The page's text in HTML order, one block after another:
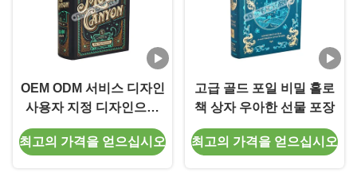
OEM ODM 서비스 디자인
사용자 지정 디자인으로
장식용 책 상자
최고의 가격을 얻으십시오
고급 골드 포일 비밀 홀로
책 상자 우아한 선물 포장
최고의 가격을 얻으십시오